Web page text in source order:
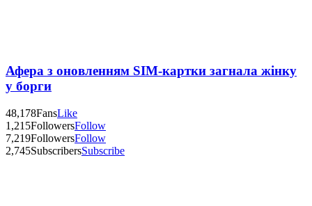
Афера з оновленням SIM-картки загнала жінку
у борги
48,178FansLike
1,215FollowersFollow
7,219FollowersFollow
2,745SubscribersSubscribe